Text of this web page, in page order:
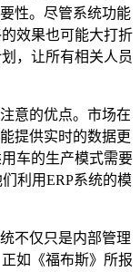
性。尽管系统功能
效果也可能大打折
，让所有相关人员
意的优点。市场在
提供实时的数据更
车的生产模式需要
利用ERP系统的模
不仅只是内部管理
如《福布斯》所报